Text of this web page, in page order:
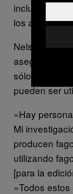
incluso se
los
Nelson se
asegura que
sólo una
pueden ser
«Hay
Mi
producen
utilizando
[para la
«Todos